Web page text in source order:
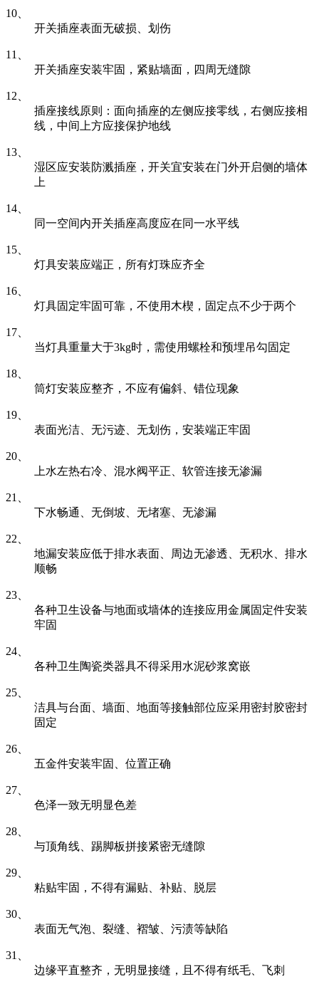
10、
开关插座表面无破损、划伤
11、
开关插座安装牢固，紧贴墙面，四周无缝隙
12、
插座接线原则：面向插座的左侧应接零线，右侧应接相
线，中间上方应接保护地线
13、
湿区应安装防溅插座，开关宜安装在门外开启侧的墙体
上
14、
同一空间内开关插座高度应在同一水平线
15、
灯具安装应端正，所有灯珠应齐全
16、
灯具固定牢固可靠，不使用木楔，固定点不少于两个
17、
当灯具重量大于3kg时，需使用螺栓和预埋吊勾固定
18、
筒灯安装应整齐，不应有偏斜、错位现象
19、
表面光洁、无污迹、无划伤，安装端正牢固
20、
上水左热右冷、混水阀平正、软管连接无渗漏
21、
下水畅通、无倒坡、无堵塞、无渗漏
22、
地漏安装应低于排水表面、周边无渗透、无积水、排水
顺畅
23、
各种卫生设备与地面或墙体的连接应用金属固定件安装
牢固
24、
各种卫生陶瓷类器具不得采用水泥砂浆窝嵌
25、
洁具与台面、墙面、地面等接触部位应采用密封胶密封
固定
26、
五金件安装牢固、位置正确
27、
色泽一致无明显色差
28、
与顶角线、踢脚板拼接紧密无缝隙
29、
粘贴牢固，不得有漏贴、补贴、脱层
30、
表面无气泡、裂缝、褶皱、污渍等缺陷
31、
边缘平直整齐，无明显接缝，且不得有纸毛、飞刺